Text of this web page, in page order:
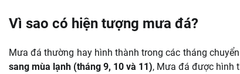
Vì sao có hiện tượng mưa đá?
Mưa đá thường hay hình thành trong các tháng
sang mùa lạnh (tháng 9, 10 và 11), Mưa đá được hình